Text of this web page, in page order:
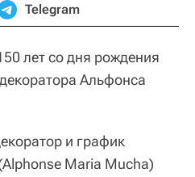
Telegram
лет со дня рождения
Альфонса
и график
Maria Mucha)